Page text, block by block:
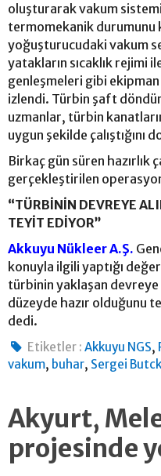
oluşturarak vakum
termomekanik durumunu
yoğuşturucudaki vakum
yatakların sıcaklık rejimi
genleşmeleri gibi
izlendi. Türbin şaft
uzmanlar, türbin
uygun şekilde çalıştığını
Birkaç gün süren hazırlık
gerçekleştirilen
“TÜRBİNİN DEVREYE
TEYİT EDİYOR”
Akkuyu Nükleer A.Ş.
konuyla ilgili yaptığı
türbinin yaklaşan
düzeyde hazır olduğunu
dedi.
Etiketler : Akkuyu NGS,
vakum, buhar, Sergei
Akyurt,
projesinde